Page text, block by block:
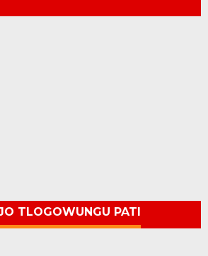
TLOGOWUNGU PATI